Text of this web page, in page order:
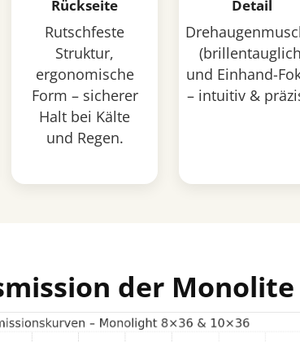
Rückseite
Rutschfeste
Struktur,
ergonomische
Form – sicherer
Halt bei Kälte
und Regen.
Detail
und Einhand-
– intuitiv &
der Monolite